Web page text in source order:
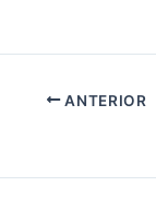
ANTERIOR